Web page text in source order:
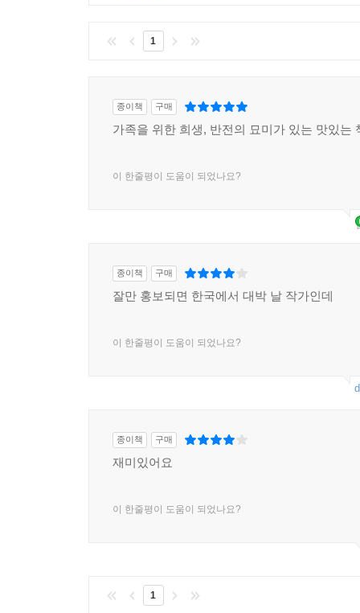
1
종이책 구매
가족을 위한 희생, 반전의 묘미가 있는 맛있는
이 한줄평이 도움이 되었나요?
종이책 구매
잘만 홍보되면 한국에서 대박 날 작가인데
이 한줄평이 도움이 되었나요?
종이책 구매
재미있어요
이 한줄평이 도움이 되었나요?
1